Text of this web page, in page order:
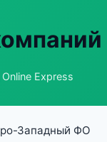
Express
Западный ФО